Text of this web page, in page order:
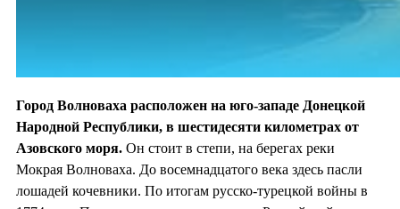
Город Волноваха расположен на юго-западе Донецкой
Народной Республики, в шестидесяти километрах от
Азовского моря. Он стоит в степи, на берегах реки
Мокрая Волноваха. До восемнадцатого века здесь пасли
лошадей кочевники. По итогам русско-турецкой войны в